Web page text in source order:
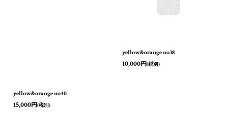
yellow&orange no40
15,000円(税別)